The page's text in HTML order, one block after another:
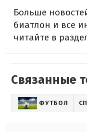
Больше
биатлон и все
читайте в
Связанные
ФУТБОЛ